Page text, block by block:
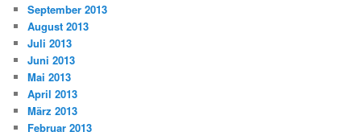
September 2013
August 2013
Juli 2013
Juni 2013
Mai 2013
April 2013
März 2013
Februar 2013